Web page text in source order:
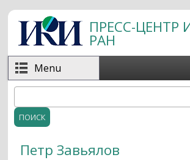
Перейти к основному содержанию
ПРЕСС-ЦЕНТР
РАН
Menu
Форма поиска
Петр Завьялов